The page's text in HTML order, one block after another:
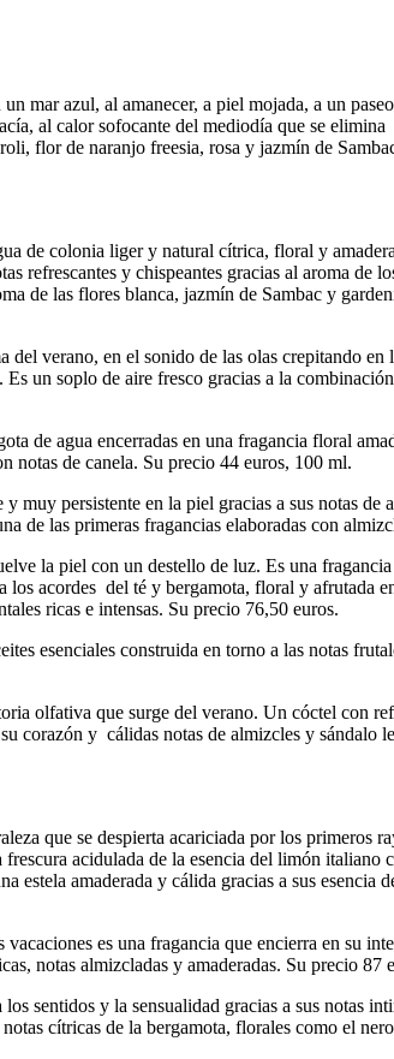
mar azul, al amanecer, a piel mojada, a un
al calor sofocante del mediodía que se
flor de naranjo freesia, rosa y jazmín de
de colonia liger y natural cítrica, floral y
refrescantes y chispeantes gracias al aroma de
de las flores blanca, jazmín de Sambac y
verano, en el sonido de las olas crepitando
un soplo de aire fresco gracias a la
de agua encerradas en una fragancia floral
notas de canela. Su precio 44 euros, 100 ml.
muy persistente en la piel gracias a sus notas
de las primeras fragancias elaboradas con
la piel con un destello de luz. Es una
acordes del té y bergamota, floral y afrutada
ricas e intensas. Su precio 76,50 euros.
esenciales construida en torno a las notas
olfativa que surge del verano. Un cóctel con
corazón y cálidas notas de almizcles y sándalo
que se despierta acariciada por los primeros
acidulada de la esencia del limón italiano
amaderada y cálida gracias a sus esencia
es una fragancia que encierra en su
notas almizcladas y amaderadas. Su precio 87
sentidos y la sensualidad gracias a sus notas
cítricas de la bergamota, florales como el